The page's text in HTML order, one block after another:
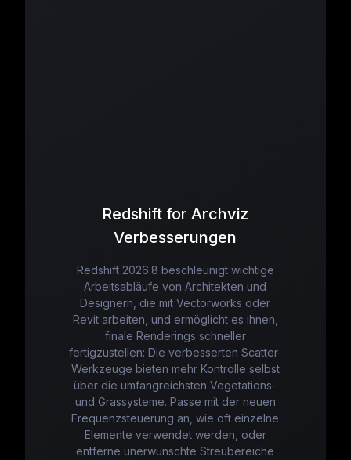
Redshift for Archviz
Verbesserungen
Redshift 2026.8 beschleunigt wichtige
Arbeitsabläufe von Architekten und
Designern, die mit Vectorworks oder
Revit arbeiten, und ermöglicht es ihnen,
finale Renderings schneller
fertigzustellen: Die verbesserten Scatter-
Werkzeuge bieten mehr Kontrolle selbst
über die umfangreichsten Vegetations-
und Grassysteme. Passe mit der neuen
Frequenzsteuerung an, wie oft einzelne
Elemente verwendet werden, oder
entferne unerwünschte Streubereiche